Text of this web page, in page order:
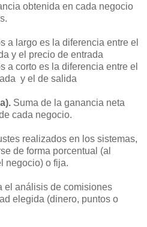
obtenida en cada negocio
a largo es la diferencia entre el
y el precio de entrada
a corto es la diferencia entre el
y el de salida
Suma de la ganancia neta
cada negocio.
realizados en los sistemas,
de forma porcentual (al
negocio) o fija.
el análisis de comisiones
elegida (dinero, puntos o